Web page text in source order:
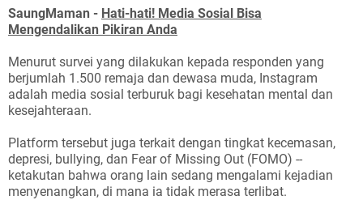
SaungMaman - Hati-hati! Media Sosial Bisa
Mengendalikan Pikiran Anda
Menurut survei yang dilakukan kepada responden yang
berjumlah 1.500 remaja dan dewasa muda, Instagram
adalah media sosial terburuk bagi kesehatan mental dan
kesejahteraan.
Platform tersebut juga terkait dengan tingkat kecemasan,
depresi, bullying, dan Fear of Missing Out (FOMO) --
ketakutan bahwa orang lain sedang mengalami kejadian
menyenangkan, di mana ia tidak merasa terlibat.